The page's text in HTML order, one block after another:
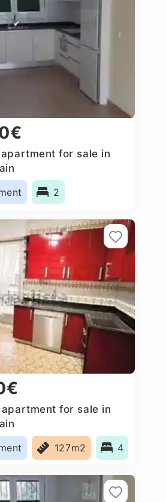
for sale in
2
for sale in
127m2 4